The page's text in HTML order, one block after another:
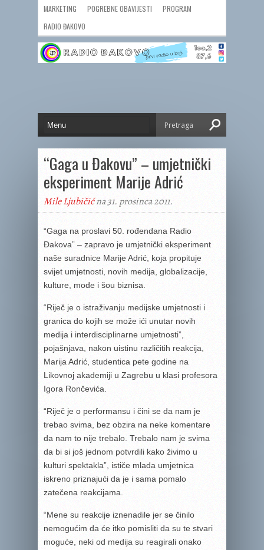
MARKETING POGREBNE OBAVIJESTI
PROGRAM
RADIO ĐAKOVO
“Gaga u Đakovu” – umjetnički
eksperiment Marije Adrić
Mile Ljubičićna 31. prosinca 2011.
“Gaga na proslavi 50. rođendana Radio
Đakova” – zapravo je umjetnički eksperiment
naše suradnice Marije Adrić, koja propituje
svijet umjetnosti, novih medija, globalizacije,
kulture, mode i šou biznisa.
“Riječ je o istraživanju medijske umjetnosti i
granica do kojih se može ići unutar novih
medija i interdisciplinarne umjetnosti”,
pojašnjava, nakon uistinu različitih reakcija,
Marija Adrić, studentica pete godine na
Likovnoj akademiji u Zagrebu u klasi profesora
Igora Rončevića.
“Riječ je o performansu i čini se da nam je
trebao svima, bez obzira na neke komentare
da nam to nije trebalo. Trebalo nam je svima
da bi si još jednom potvrdili kako živimo u
kulturi spektakla”, ističe mlada umjetnica
iskreno priznajući da je i sama pomalo
zatečena reakcijama.
“Mene su reakcije iznenadile jer se činilo
nemogućim da će itko pomisliti da su te stvari
moguće, neki od medija su reagirali onako